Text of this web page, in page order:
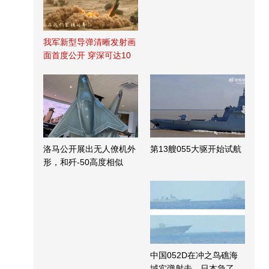
我军新型导弹清晰发射画
面首度公开 穿深可达10
洛马公开展出无人僚机外
形，和歼-50高度相似
第13艘055大驱开始试航
中国052D在冲之鸟礁海